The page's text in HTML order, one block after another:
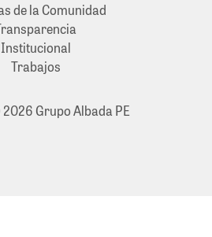
de la Comunidad
Institucional
Trabajos
2026 Grupo Albada PE